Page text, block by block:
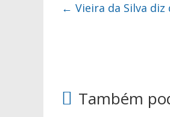
← Vieira da Silva
Também